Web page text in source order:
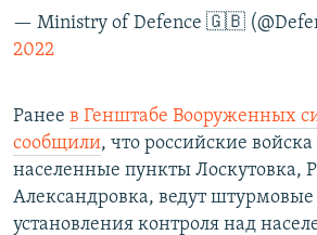
— Ministry of Defence 🇬🇧
2022
Ранее в Генштабе Вооруженных
сообщили, что российские
населенные пункты Лоскутовка,
Александровка, ведут штурмовые
установления контроля над